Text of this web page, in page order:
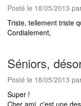
Posté le 18/05/2013
Triste, tellement triste
Cordialement,
Séniors,
Posté le 18/05/2013
Super !
Cher ami, c'est une